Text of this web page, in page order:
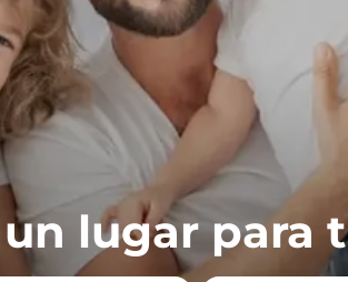
lugar para